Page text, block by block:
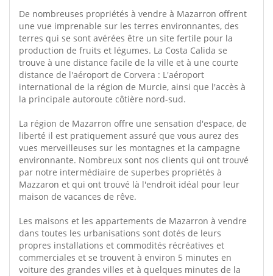
De nombreuses propriétés à vendre à Mazarron offrent
une vue imprenable sur les terres environnantes, des
terres qui se sont avérées être un site fertile pour la
production de fruits et légumes. La Costa Calida se
trouve à une distance facile de la ville et à une courte
distance de l'aéroport de Corvera : L'aéroport
international de la région de Murcie, ainsi que l'accès à
la principale autoroute côtière nord-sud.
La région de Mazarron offre une sensation d'espace, de
liberté il est pratiquement assuré que vous aurez des
vues merveilleuses sur les montagnes et la campagne
environnante. Nombreux sont nos clients qui ont trouvé
par notre intermédiaire de superbes propriétés à
Mazzaron et qui ont trouvé là l'endroit idéal pour leur
maison de vacances de rêve.
Les maisons et les appartements de Mazarron à vendre
dans toutes les urbanisations sont dotés de leurs
propres installations et commodités récréatives et
commerciales et se trouvent à environ 5 minutes en
voiture des grandes villes et à quelques minutes de la